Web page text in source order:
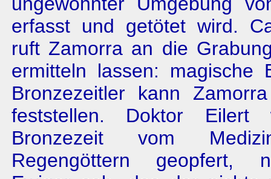
erfasst und getötet wird.
ruft Zamorra an die
ermitteln lassen: magische
Bronzezeitler kann
feststellen. Doktor
Bronzezeit vom
Regengöttern geopfert,